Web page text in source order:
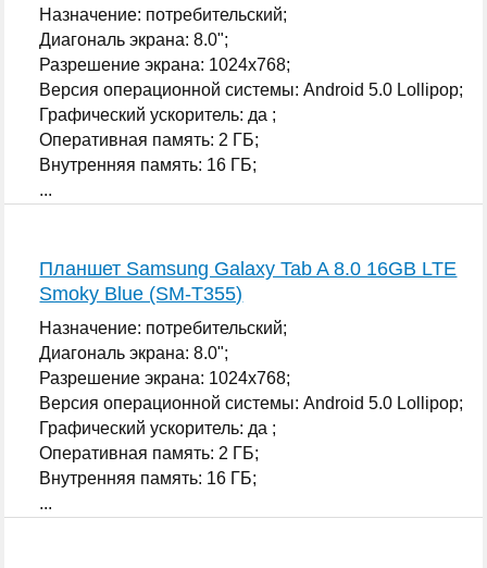
Назначение: потребительский;
Диагональ экрана: 8.0";
Разрешение экрана: 1024x768;
Версия операционной системы: Android 5.0 Lollipop;
Графический ускоритель: да ;
Оперативная память: 2 ГБ;
Внутренняя память: 16 ГБ;
...
Планшет Samsung Galaxy Tab A 8.0 16GB LTE
Smoky Blue (SM-T355)
Назначение: потребительский;
Диагональ экрана: 8.0";
Разрешение экрана: 1024x768;
Версия операционной системы: Android 5.0 Lollipop;
Графический ускоритель: да ;
Оперативная память: 2 ГБ;
Внутренняя память: 16 ГБ;
...